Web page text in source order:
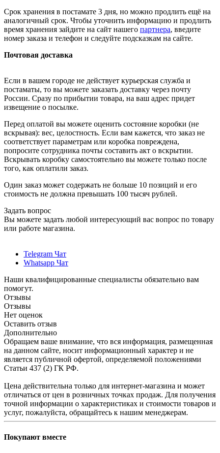
Срок хранения в постамате 3 дня, но можно продлить ещё на
аналогичный срок. Чтобы уточнить информацию и продлить
время хранения зайдите на сайт нашего партнера, введите
номер заказа и телефон и следуйте подсказкам на сайте.
Почтовая доставка
Если в вашем городе не действует курьерская служба и
постаматы, то вы можете заказать доставку через почту
России. Сразу по прибытии товара, на ваш адрес придет
извещение о посылке.
Перед оплатой вы можете оценить состояние коробки (не
вскрывая): вес, целостность. Если вам кажется, что заказ не
соответствует параметрам или коробка повреждена,
попросите сотрудника почты составить акт о вскрытии.
Вскрывать коробку самостоятельно вы можете только после
того, как оплатили заказ.
Один заказ может содержать не больше 10 позиций и его
стоимость не должна превышать 100 тысяч рублей.
Задать вопрос
Вы можете задать любой интересующий вас вопрос по товару
или работе магазина.
Telegram Чат
Whatsapp Чат
Наши квалифицированные специалисты обязательно вам
помогут.
Отзывы
Отзывы
Нет оценок
Оставить отзыв
Дополнительно
Обращаем ваше внимание, что вся информация, размещенная
на данном сайте, носит информационный характер и не
является публичной офертой, определяемой положениями
Статьи 437 (2) ГК РФ.
Цена действительна только для интернет-магазина и может
отличаться от цен в розничных точках продаж. Для получения
точной информации о характеристиках и стоимости товаров и
услуг, пожалуйста, обращайтесь к нашим менеджерам.
Покупают вместе